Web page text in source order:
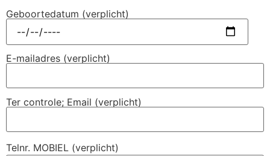
Geboortedatum (verplicht)
E-mailadres (verplicht)
Ter controle; Email (verplicht)
Telnr. MOBIEL (verplicht)